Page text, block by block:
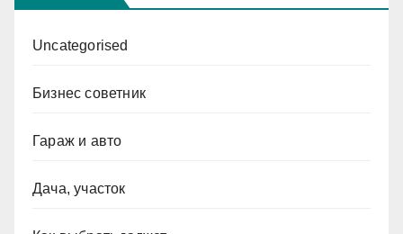
Uncategorised
Бизнес советник
Гараж и авто
Дача, участок